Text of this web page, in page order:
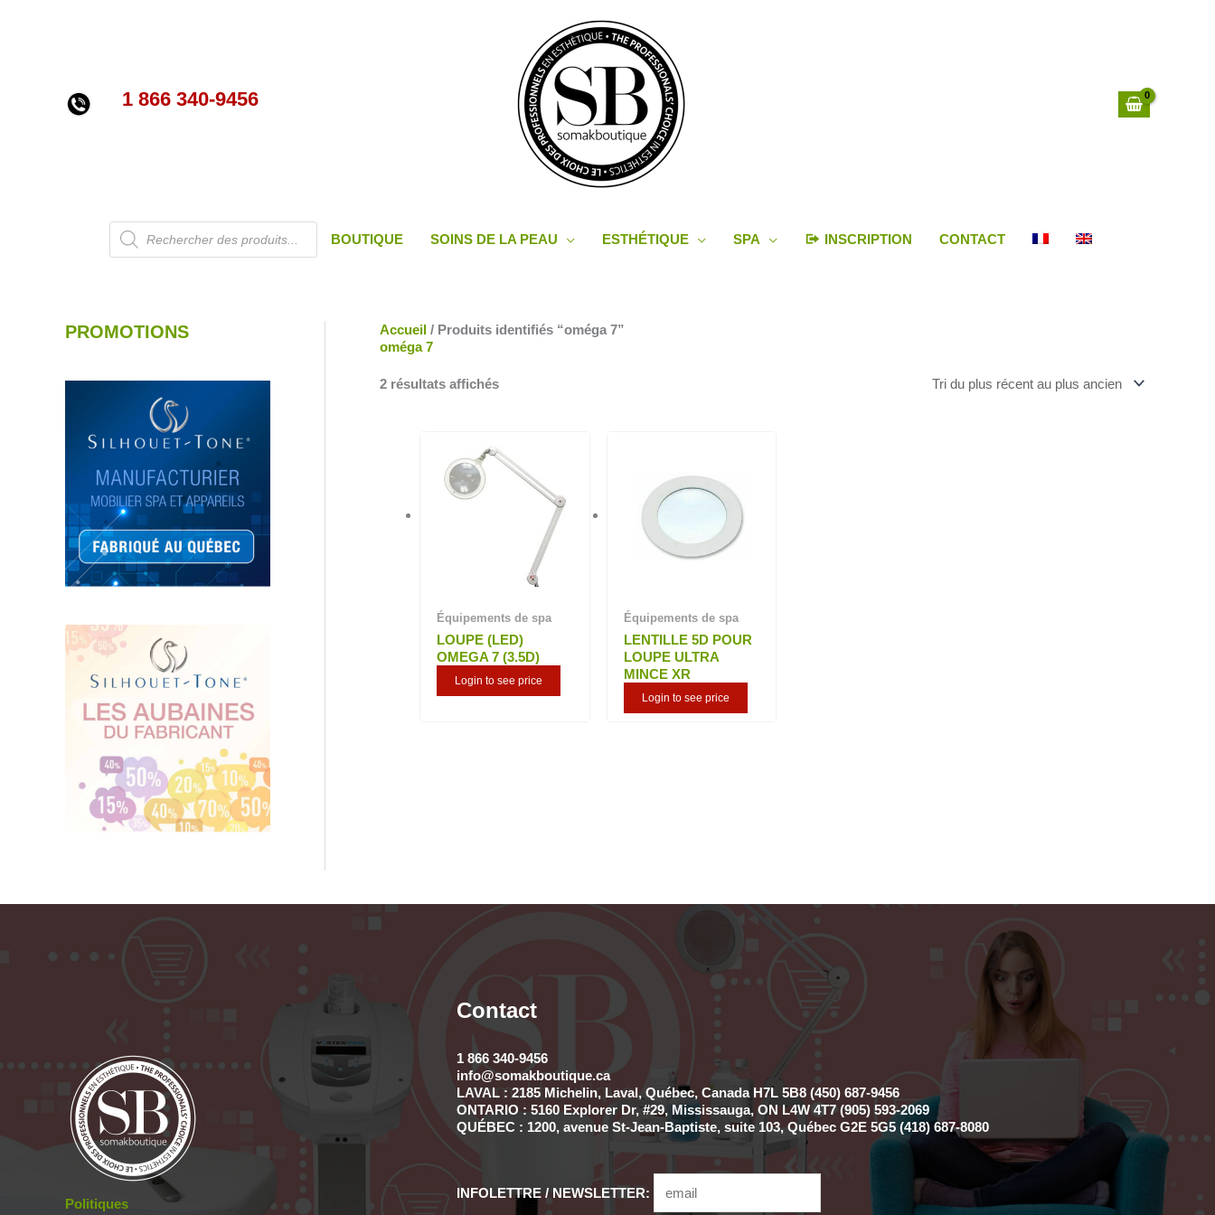
1 866 340-9456
Recherche
de
produits
BOUTIQUE SOINS DE LA PEAU ESTHÉTIQUE SPA INSCRIPTION CONTACT
PROMOTIONS Accueil / Produits identifiés “oméga 7”
oméga 7
2 résultats affichés
Trié
récent
Équipements de spa
LOUPE (LED)
OMEGA 7 (3.5D)
Login to see price
Équipements de spa
LENTILLE 5D POUR
LOUPE ULTRA
MINCE XR
Login to see price
Politiques
Contact
1 866 340-9456
info@somakboutique.ca
LAVAL : 2185 Michelin, Laval, Québec, Canada H7L 5B8 (450) 687-9456
ONTARIO : 5160 Explorer Dr, #29, Mississauga, ON L4W 4T7 (905) 593-2069
QUÉBEC : 1200, avenue St-Jean-Baptiste, suite 103, Québec G2E 5G5 (418) 687-8080
INFOLETTRE / NEWSLETTER: